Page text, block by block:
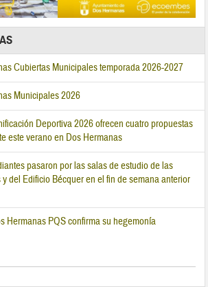
Cubiertas Municipales temporada 2026-2027
Municipales 2026
Deportiva 2026 ofrecen cuatro propuestas
este verano en Dos Hermanas
pasaron por las salas de estudio de las
del Edificio Bécquer en el fin de semana anterior
Hermanas PQS confirma su hegemonía